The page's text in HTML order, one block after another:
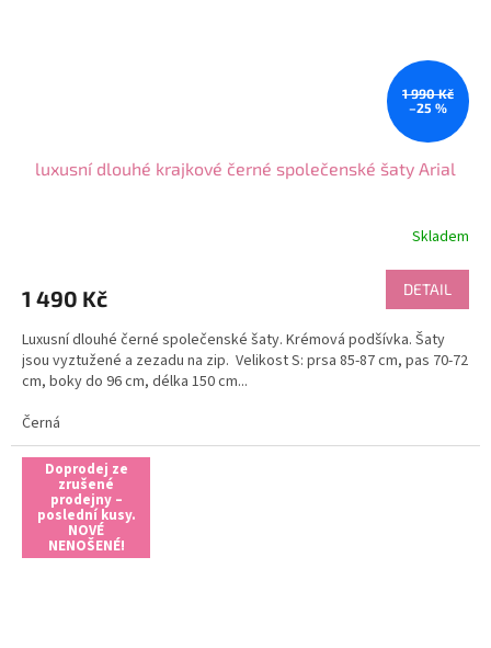
1 990 Kč
–25 %
luxusní dlouhé krajkové černé společenské šaty Arial
Skladem
1 490 Kč DETAIL
Luxusní dlouhé černé společenské šaty. Krémová podšívka. Šaty
jsou vyztužené a zezadu na zip. Velikost S: prsa 85-87 cm, pas 70-72
cm, boky do 96 cm, délka 150 cm...
Černá
Doprodej ze
zrušené
prodejny –
poslední kusy.
NOVÉ
NENOŠENÉ!